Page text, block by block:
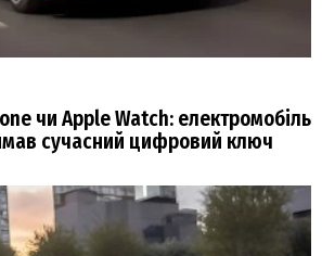
чи Apple Watch: електромобіль
сучасний цифровий ключ